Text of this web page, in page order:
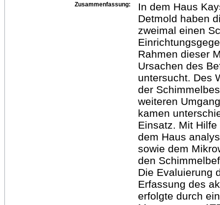
Zusammenfassung:
In dem Haus
Detmold haben
zweimal einen
Rahmen dieser
Ursachen des
untersucht. Des
der
weiteren
kamen
Einsatz. Mit
dem Haus
sowie dem
den
Die Evaluierung
Erfassung des
erfolgte durch